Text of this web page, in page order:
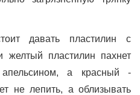
давать пластилин с
желтый пластилин пахнет
а красный -
не лепить, а облизывать